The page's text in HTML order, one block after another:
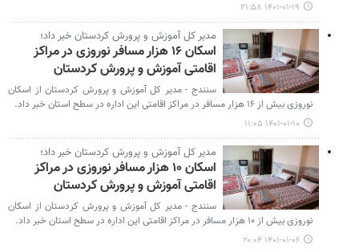
۱۴۰۱-۰۱-۱۹ ۲۱:۵۸
مدیر کل آموزش و پرورش کردستان خبر داد؛
اسکان ۱۶ هزار مسافر نوروزی در مراکز
اقامتی آموزش و پرورش کردستان
سنندج - مدیر کل آموزش و پرورش کردستان از اسکان
نوروزی بیش از ۱۶ هزار مسافر در مراکز اقامتی این اداره در سطح استان خبر داد.
۱۴۰۱-۰۱-۱۰ ۱۱:۰۵
مدیر کل آموزش و پرورش کردستان خبر داد؛
اسکان ۱۰ هزار مسافر نوروزی در مراکز
اقامتی آموزش و پرورش کردستان
سنندج - مدیر کل آموزش و پرورش کردستان از اسکان
نوروزی بیش از ۱۰ هزار مسافر در مراکز اقامتی این اداره در سطح استان خبر داد.
۱۴۰۱-۰۱-۰۶ ۲۰:۰۴